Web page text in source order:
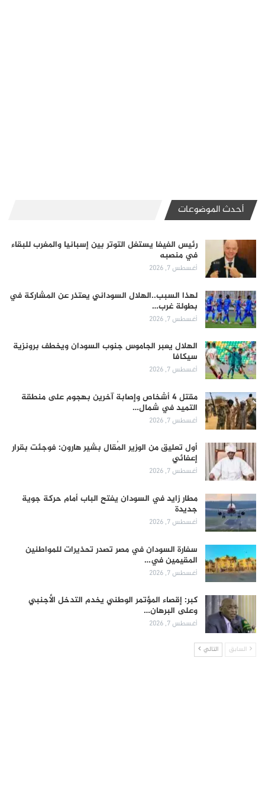
أحدث الموضوعات
رئيس الفيفا يستغل التوتر بين إسبانيا والمغرب للبقاء
في منصبه
أغسطس 7, 2026
لهذا السبب..الهلال السوداني يعتذر عن المشاركة في
بطولة غرب…
أغسطس 7, 2026
الهلال يعبر الجاموس جنوب السودان ويخطف برونزية
سيكافا
أغسطس 7, 2026
مقتل 4 أشخاص وإصابة آخرين بهجوم على منطقة
التميد في شمال…
أغسطس 7, 2026
أول تعليق من الوزير المُقال بشير هارون: فوجئت بقرار
إعفائي
أغسطس 7, 2026
مطار زايد في السودان يفتح الباب أمام حركة جوية
جديدة
أغسطس 7, 2026
سفارة السودان في مصر تصدر تحذيرات للمواطنين
المقيمين في…
أغسطس 7, 2026
كبر: إقصاء المؤتمر الوطني يخدم التدخل الأجنبي
وعلى البرهان…
أغسطس 7, 2026
السابق التالي